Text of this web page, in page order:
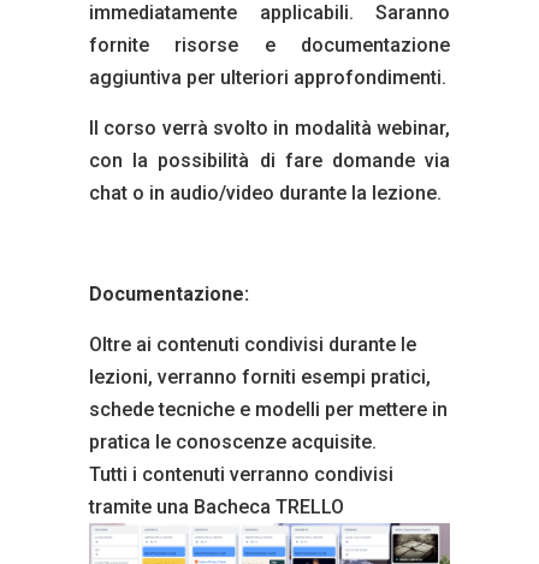
immediatamente applicabili. Saranno
fornite risorse e documentazione
aggiuntiva per ulteriori approfondimenti.
Il corso verrà svolto in modalità webinar,
con la possibilità di fare domande via
chat o in audio/video durante la lezione.
Documentazione:
Oltre ai contenuti condivisi durante le
lezioni, verranno forniti esempi pratici,
schede tecniche e modelli per mettere in
pratica le conoscenze acquisite.
Tutti i contenuti verranno condivisi
tramite una Bacheca TRELLO